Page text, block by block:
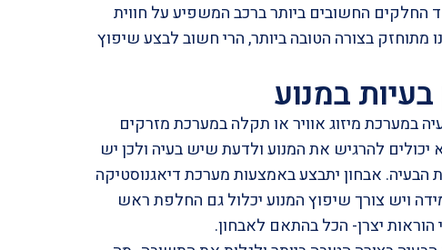
החשובים ביותר ברכב המשפיע על חווית
מתוחזק בצורה הטובה ביותר, הרי חשוב לבצע שיפוץ
במנוע
במערכת מיזוג אוויר או תקלה במערכתמזרקים
יכולים להרגיש את המנוע ולדעת שיש בעיה ולכן יש
אבחון יתבצע באמצעות מערכת דיאגנוסטיקה
ויש צורך שיפוץ המנוע יכלול גם החלפת ראש
הוראות יצרן- הכל בהתאם לאבחון.